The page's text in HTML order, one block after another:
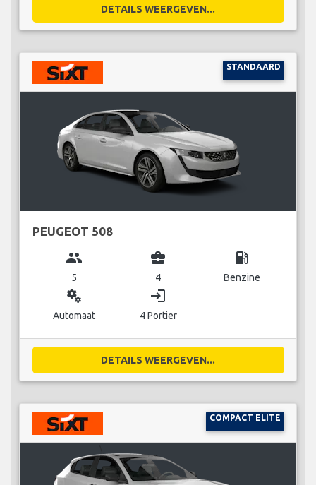
DETAILS WEERGEVEN...
STANDAARD
PEUGEOT 508
group
5
business_center
4
local_gas_station
Benzine
miscellaneous_services
Automaat
login
4 Portier
DETAILS WEERGEVEN...
COMPACT ELITE